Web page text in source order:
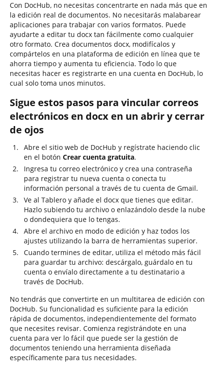
Con DocHub, no necesitas concentrarte en nada más que en
la edición real de documentos. No necesitarás malabarear
aplicaciones para trabajar con varios formatos. Puede
ayudarte a editar tu docx tan fácilmente como cualquier
otro formato. Crea documentos docx, modifícalos y
compártelos en una plataforma de edición en línea que te
ahorra tiempo y aumenta tu eficiencia. Todo lo que
necesitas hacer es registrarte en una cuenta en DocHub, lo
cual solo toma unos minutos.
Sigue estos pasos para vincular correos
electrónicos en docx en un abrir y cerrar
de ojos
Abre el sitio web de DocHub y regístrate haciendo clic
en el botón Crear cuenta gratuita.
Ingresa tu correo electrónico y crea una contraseña
para registrar tu nueva cuenta o conecta tu
información personal a través de tu cuenta de Gmail.
Ve al Tablero y añade el docx que tienes que editar.
Hazlo subiendo tu archivo o enlazándolo desde la nube
o dondequiera que lo tengas.
Abre el archivo en modo de edición y haz todos los
ajustes utilizando la barra de herramientas superior.
Cuando termines de editar, utiliza el método más fácil
para guardar tu archivo: descárgalo, guárdalo en tu
cuenta o envíalo directamente a tu destinatario a
través de DocHub.
No tendrás que convertirte en un multitarea de edición con
DocHub. Su funcionalidad es suficiente para la edición
rápida de documentos, independientemente del formato
que necesites revisar. Comienza registrándote en una
cuenta para ver lo fácil que puede ser la gestión de
documentos teniendo una herramienta diseñada
específicamente para tus necesidades.